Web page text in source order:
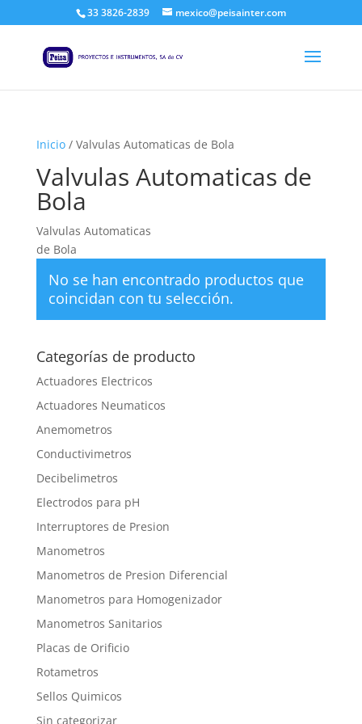
33 3826-2839 mexico@peisainter.com
Inicio/ Valvulas Automaticas de Bola
Valvulas Automaticas de
Bola
Valvulas Automaticas
de Bola
No se han encontrado productos que
coincidan con tu selección.
Categorías de producto
Actuadores Electricos
Actuadores Neumaticos
Anemometros
Conductivimetros
Decibelimetros
Electrodos para pH
Interruptores de Presion
Manometros
Manometros de Presion Diferencial
Manometros para Homogenizador
Manometros Sanitarios
Placas de Orificio
Rotametros
Sellos Quimicos
Sin categorizar